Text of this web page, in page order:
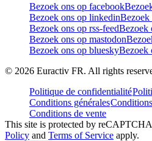
Bezoek ons op facebook
Bezoek ons op linkedinBezoek
Bezoek ons op rss-feedBezoek
Bezoek ons op mastodon
Bezoek ons op blueskyBezoek
© 2026 Euractiv FR. All rights
Politique de confidentialité
Conditions générales
Conditions de vente
This site is protected by
Policy and Terms of Service apply.